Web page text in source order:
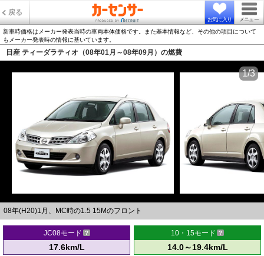
戻る
お気に入り メニュー
新車時価格はメーカー発表当時の車両本体価格です。また基本情報など、その他の項目について
もメーカー発表時の情報に基いています。
日産 ティーダラティオ（08年01月～08年09月）の燃費
08年(H20)1月、MC時の1.5 15Mのフロント
1/3
JC08モード
17.6km/L
10・15モード
14.0～19.4km/L